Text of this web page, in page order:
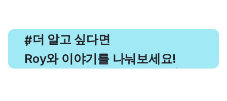
#
, 더 알고 싶다면
Roy와 이야기를 나눠보세요!